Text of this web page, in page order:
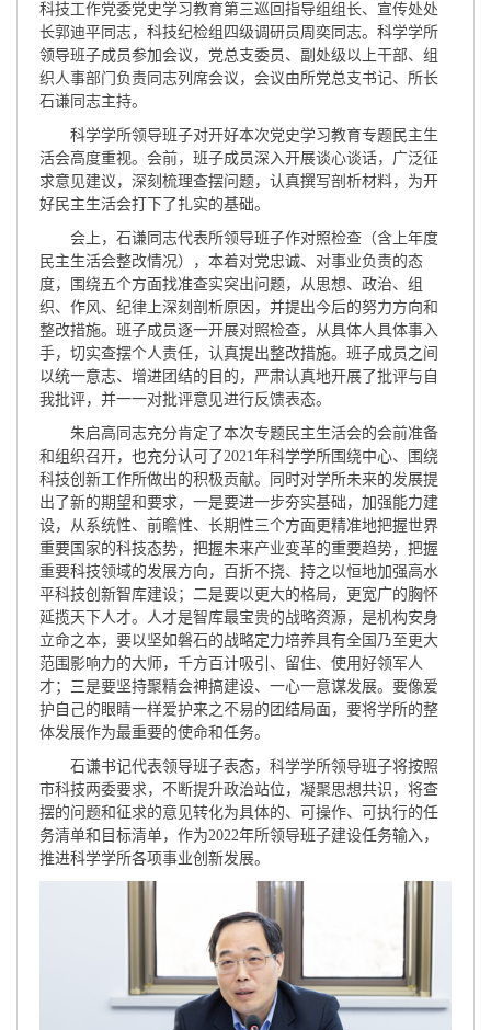
科技工作党委党史学习教育第三巡回指导组组长、宣传处处
长郭迪平同志，科技纪检组四级调研员周奕同志。科学学所
领导班子成员参加会议，党总支委员、副处级以上干部、组
织人事部门负责同志列席会议，会议由所党总支书记、所长
石谦同志主持。
科学学所领导班子对开好本次党史学习教育专题民主生
活会高度重视。会前，班子成员深入开展谈心谈话，广泛征
求意见建议，深刻梳理查摆问题，认真撰写剖析材料，为开
好民主生活会打下了扎实的基础。
会上，石谦同志代表所领导班子作对照检查（含上年度
民主生活会整改情况），本着对党忠诚、对事业负责的态
度，围绕五个方面找准查实突出问题，从思想、政治、组
织、作风、纪律上深刻剖析原因，并提出今后的努力方向和
整改措施。班子成员逐一开展对照检查，从具体人具体事入
手，切实查摆个人责任，认真提出整改措施。班子成员之间
以统一意志、增进团结的目的，严肃认真地开展了批评与自
我批评，并一一对批评意见进行反馈表态。
朱启高同志充分肯定了本次专题民主生活会的会前准备
和组织召开，也充分认可了2021年科学学所围绕中心、围绕
科技创新工作所做出的积极贡献。同时对学所未来的发展提
出了新的期望和要求，一是要进一步夯实基础，加强能力建
设，从系统性、前瞻性、长期性三个方面更精准地把握世界
重要国家的科技态势，把握未来产业变革的重要趋势，把握
重要科技领域的发展方向，百折不挠、持之以恒地加强高水
平科技创新智库建设；二是要以更大的格局，更宽广的胸怀
延揽天下人才。人才是智库最宝贵的战略资源，是机构安身
立命之本，要以坚如磐石的战略定力培养具有全国乃至更大
范围影响力的大师，千方百计吸引、留住、使用好领军人
才；三是要坚持聚精会神搞建设、一心一意谋发展。要像爱
护自己的眼睛一样爱护来之不易的团结局面，要将学所的整
体发展作为最重要的使命和任务。
石谦书记代表领导班子表态，科学学所领导班子将按照
市科技两委要求，不断提升政治站位，凝聚思想共识，将查
摆的问题和征求的意见转化为具体的、可操作、可执行的任
务清单和目标清单，作为2022年所领导班子建设任务输入，
推进科学学所各项事业创新发展。